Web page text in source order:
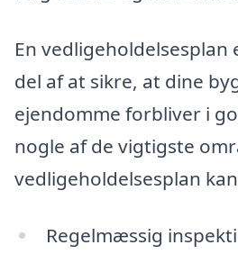
En vedligeholdelsesplan
del af at sikre, at dine
ejendomme forbliver i
nogle af de vigtigste
vedligeholdelsesplan
Regelmæssig